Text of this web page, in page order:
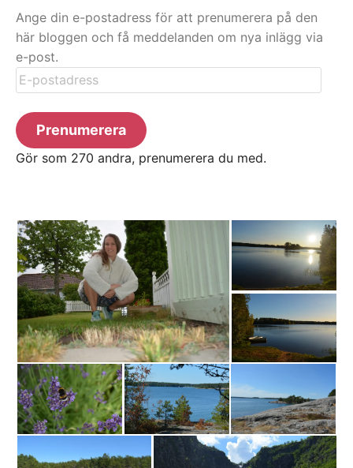
Ange din e-postadress för att prenumerera på den
här bloggen och få meddelanden om nya inlägg via
e-post.
E-
postadress
Prenumerera
Gör som 270 andra, prenumerera du med.